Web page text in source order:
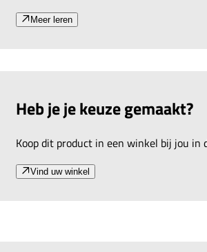
Meer leren
Heb je je keuze gemaakt?
Koop dit product in een winkel bij jou in
Vind uw winkel